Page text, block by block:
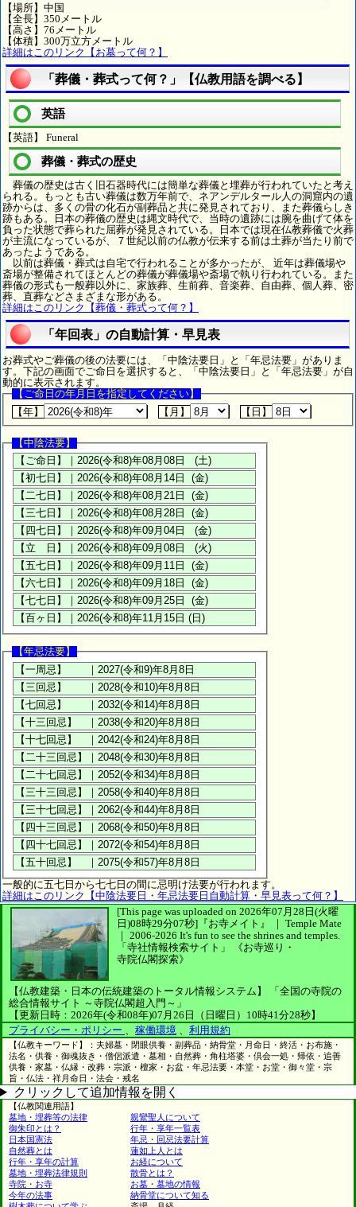
【場所】中国
【全長】350メートル
【高さ】76メートル
【体積】300万立方メートル
詳細はこのリンク【お墓って何？】
「葬儀・葬式って何？」【仏教用語を調べる】
英語
【英語】 Funeral
葬儀・葬式の歴史
葬儀の歴史は古く旧石器時代には簡単な葬儀と埋葬が行われていたと考え
られる。もっとも古い葬儀は数万年前で、ネアンデルタール人の洞窟内の遺
跡からは、多くの骨の化石が副葬品と共に発見されており、また葬儀らしき
跡もある。日本の葬儀の歴史は縄文時代で、当時の遺跡には腕を曲げて体を
負った状態で葬られた屈葬が発見されている。日本では現在仏教葬儀で火葬
が主流になっているが、７世紀以前の仏教が伝来する前は土葬が当たり前で
あったようである。
以前は葬儀・葬式は自宅で行われることが多かったが、 近年は葬儀場や
斎場が整備されてほとんどの葬儀が葬儀場や斎場で執り行われている。また
葬儀の形式も一般葬以外に、家族葬、生前葬、音楽葬、自由葬、個人葬、密
葬、直葬などさまざまな形がある。
詳細はこのリンク【葬儀・葬式って何？】
「年回表」の自動計算・早見表
お葬式やご葬儀の後の法要には、「中陰法要日」と「年忌法要」がありま
す。下記の画面でご命日を選択すると、「中陰法要日」と「年忌法要」が自
動的に表示されます。
【ご命日の年月日を指定してください】
【年】
【月】 【日】
【中陰法要】
【年忌法要】
一般的に五七日から七七日の間に忌明け法要が行われます。
詳細はこのリンク【中陰法要日・年忌法要日自動計算・早見表って何？】
[This page was uploaded on 2026年07月28日(火曜
日)08時29分07秒] 『お寺メイト』 ｜ Temple Mate
｜ 2006-2026 It's fun to see the shrines and temples.
「寺社情報検索サイト」
《お寺巡り・
寺院仏閣探索》
【仏教建築・日本の伝統建築のトータル情報システム】
「全国の寺院の
総合情報サイト ～寺院仏閣超入門～」
【更新日時：2026年(令和08年)07月26日（日曜日）10時41分28秒】
プライバシー・ポリシー
稼働環境 利用規約
【仏教キーワード】：夫婦墓・閉眼供養・副葬品・納骨堂・月命日・終活・お布施・
法名・供養・御魂抜き・僧侶派遣・墓相・自然葬・角柱塔婆・倶会一処・帰依・追善
供養・家墓・仏縁・改葬・宗派・檀家・お盆・年忌法要・本堂・お堂・御々堂・宗
旨・仏法・祥月命日・法会・戒名
クリックして追加情報を開く
【仏教関連用語】
墓地・埋葬等の法律
親鸞聖人について
御朱印とは？
行年・享年一覧表
日本国憲法
年忌・回忌法要計算
自然葬とは
蓮如上人とは
行年・享年の計算
お経について
墓地・埋葬法律規則
散骨とは？
寺院・お寺
お墓・墓地の情報
今年の法事
納骨堂について知る